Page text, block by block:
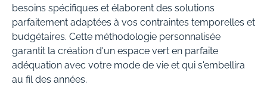
besoins spécifiques et élaborent des solutions
parfaitement adaptées à vos contraintes temporelles et
budgétaires. Cette méthodologie personnalisée
garantit la création d'un espace vert en parfaite
adéquation avec votre mode de vie et qui s'embellira
au fil des années.